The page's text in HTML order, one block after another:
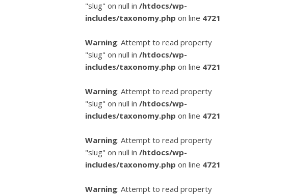
"slug" on null in /htdocs/wp-
includes/taxonomy.php on line 4721
Warning: Attempt to read property
"slug" on null in /htdocs/wp-
includes/taxonomy.php on line 4721
Warning: Attempt to read property
"slug" on null in /htdocs/wp-
includes/taxonomy.php on line 4721
Warning: Attempt to read property
"slug" on null in /htdocs/wp-
includes/taxonomy.php on line 4721
Warning: Attempt to read property